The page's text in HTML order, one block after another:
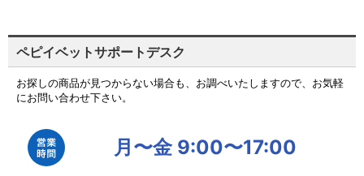
ペピイベットサポートデスク
お探しの商品が見つからない場合も、お調べいたしますので、お気軽
にお問い合わせ下さい。
月〜金 9:00〜17:00